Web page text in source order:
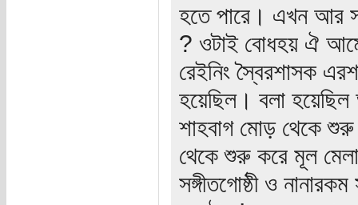
হতে পারে। এখন আর
? ওটাই বোধহয় ঐ
রেইনিং স্বৈরশাসক
হয়েছিল। বলা হয়েছিল
শাহবাগ মোড় থেকে
থেকে শুরু করে মূল
সঙ্গীতগোষ্ঠী ও